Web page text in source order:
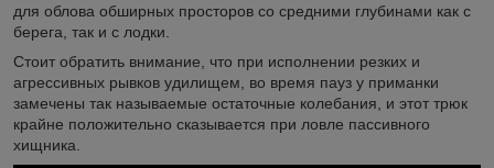
для облова обширных просторов со средними глубинами как с
берега, так и с лодки.
Стоит обратить внимание, что при исполнении резких и
агрессивных рывков удилищем, во время пауз у приманки
замечены так называемые остаточные колебания, и этот трюк
крайне положительно сказывается при ловле пассивного
хищника.